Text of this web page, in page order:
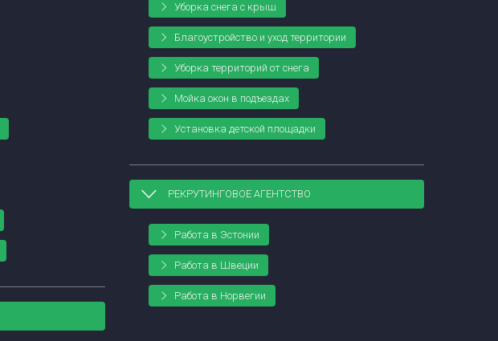
Уборка снега с крыш
Благоустройство и уход территории
Уборка территорий от снега
Мойка окон в подъездах
Установка детской площадки
РЕКРУТИНГОВОЕ АГЕНТСТВО
Работа в Эстонии
Работа в Швеции
Работа в Норвегии